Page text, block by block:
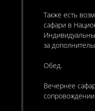
Также есть
сафари в
за
Обед.
Вечернее